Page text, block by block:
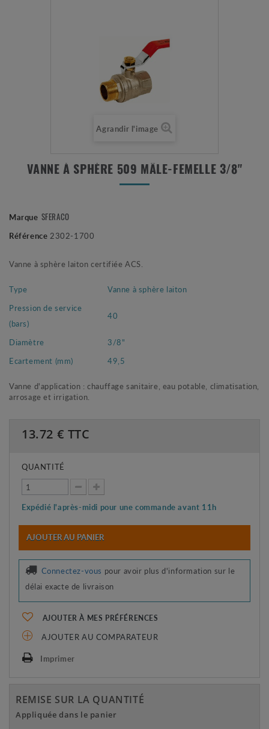
Agrandir l'image
VANNE À SPHÈRE 509 MÂLE-FEMELLE 3/8"
Marque SFERACO
Référence 2302-1700
Vanne à sphère laiton certifiée ACS.
Type
Vanne à sphère laiton
Pression de service
(bars)
40
Diamètre
3/8"
Ecartement (mm)
49,5
Vanne d'application : chauffage sanitaire, eau potable, climatisation,
arrosage et irrigation.
13.72 € TTC
QUANTITÉ
Expédié l'après-midi pour une commande avant 11h
AJOUTER AU PANIER
Connectez-vous pour avoir plus d'information sur le
délai exacte de livraison
AJOUTER À MES PRÉFÉRENCES
AJOUTER AU COMPARATEUR
Imprimer
REMISE SUR LA QUANTITÉ
Appliquée dans le panier